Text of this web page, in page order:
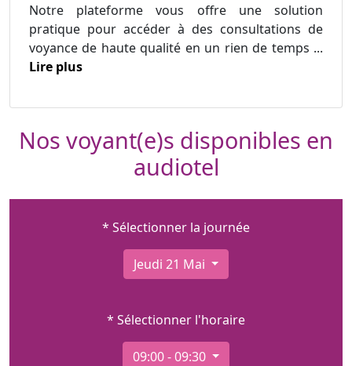
Notre plateforme vous offre une solution
pratique pour accéder à des consultations de
voyance de haute qualité en un rien de temps ...
Lire plus
Nos voyant(e)s disponibles en
audiotel
* Sélectionner la journée
Jeudi 21 Mai
* Sélectionner l'horaire
09:00 - 09:30